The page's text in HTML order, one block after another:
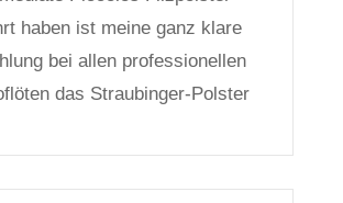
haben ist meine ganz klare
bei allen professionellen
das Straubinger-Polster